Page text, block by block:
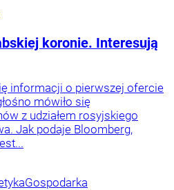
koronie. Interesują
informacji o pierwszej ofercie
mówiło się
z udziałem rosyjskiego
Jak podaje Bloomberg,
Gospodarka